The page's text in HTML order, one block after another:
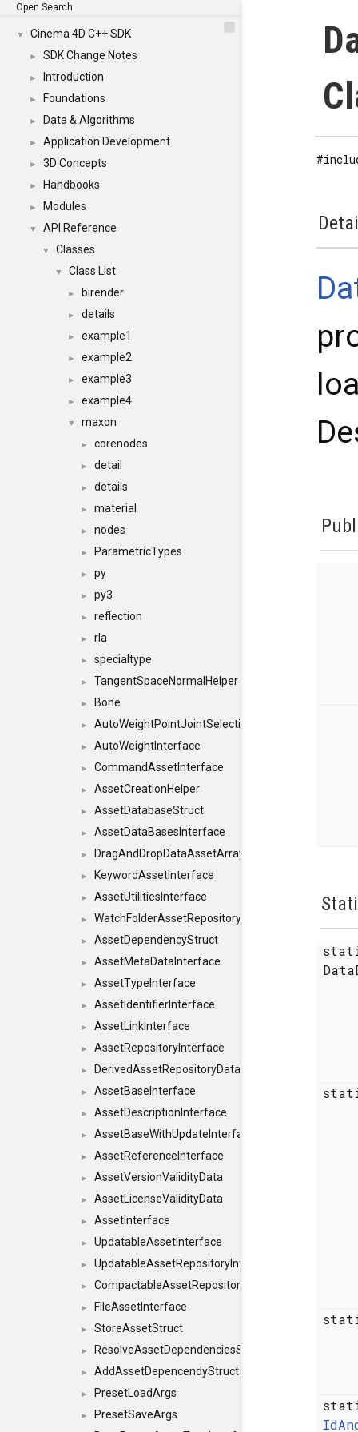
Open Search
▼ Cinema 4D C++ SDK
► SDK Change Notes
► Introduction
► Foundations
► Data & Algorithms
► Application Development
► 3D Concepts
► Handbooks
► Modules
▼ API Reference
▼ Classes
▼ Class List
► birender
► details
► example1
► example2
► example3
► example4
▼ maxon
► corenodes
► detail
► details
► material
► nodes
► ParametricTypes
► py
► py3
► reflection
► rla
► specialtype
► TangentSpaceNormalHelper
► Bone
► AutoWeightPointJointSelections
► AutoWeightInterface
► CommandAssetInterface
► AssetCreationHelper
► AssetDatabaseStruct
► AssetDataBasesInterface
► DragAndDropDataAssetArray
► KeywordAssetInterface
► AssetUtilitiesInterface
► WatchFolderAssetRepositoryInterface
► AssetDependencyStruct
► AssetMetaDataInterface
► AssetTypeInterface
► AssetIdentifierInterface
► AssetLinkInterface
► AssetRepositoryInterface
► DerivedAssetRepositoryDataInterface
► AssetBaseInterface
► AssetDescriptionInterface
► AssetBaseWithUpdateInterface
► AssetReferenceInterface
► AssetVersionValidityData
► AssetLicenseValidityData
► AssetInterface
► UpdatableAssetInterface
► UpdatableAssetRepositoryInterface
► CompactableAssetRepositoryInterface
► FileAssetInterface
► StoreAssetStruct
► ResolveAssetDependenciesStruct
► AddAssetDepencendyStruct
► PresetLoadArgs
►
PresetSaveArgs